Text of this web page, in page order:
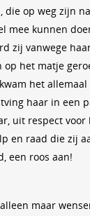
die op weg zijn
mee kunnen
zij vanwege
op het matje
het allemaal
haar in een
uit respect voor
en raad die zij
een roos aan!
maar